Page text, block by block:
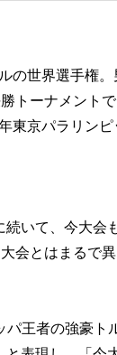
の世界選手権
トーナメント
東京パラリンピ
いて、今大会も
会とはまるで
王者の強豪ト